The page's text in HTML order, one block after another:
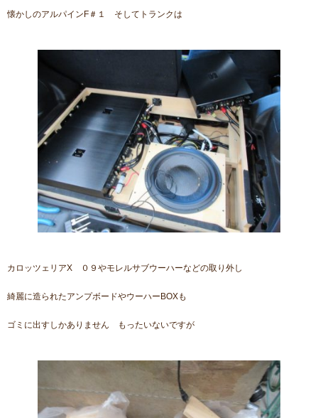
懐かしのアルパインF＃１ そしてトランクは
カロッツェリアX ０９やモレルサブウーハーなどの取り外し
綺麗に造られたアンプボードやウーハーBOXも
ゴミに出すしかありません もったいないですが